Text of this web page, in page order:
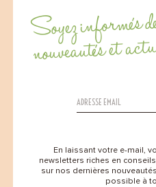
Soyez informés
nouveautés et
En laissant votre e-mail,
newsletters riches en
sur nos dernières
possible à